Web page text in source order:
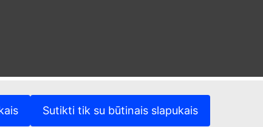
Sutikti tik su būtinais slapukais